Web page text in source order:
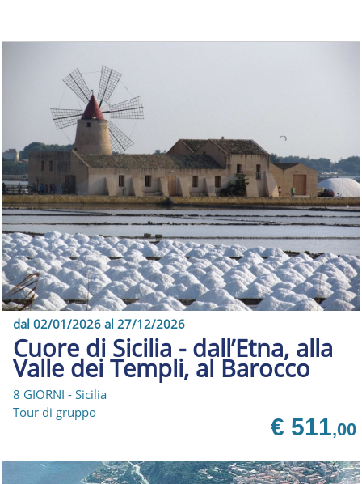
dal 02/01/2026 al 27/12/2026
Cuore di Sicilia - dall’Etna, alla
Valle dei Templi, al Barocco
8 GIORNI - Sicilia
Tour di gruppo
€ 511,00